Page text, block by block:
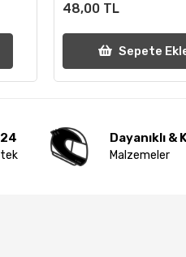
48,00 TL
Sepete
Dayanıklı &
Malzemeler